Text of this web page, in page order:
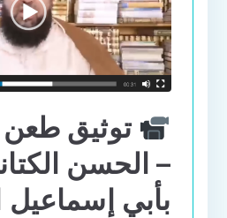
توثيق طعن
– الحسن
بأبي إسماعيل